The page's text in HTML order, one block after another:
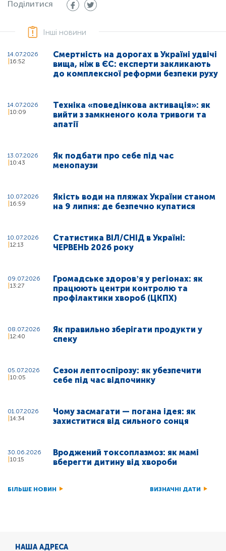
Поділитися
Інші новини
14.07.2026
16:52
Смертність на дорогах в Україні удвічі
вища, ніж в ЄС: експерти закликають
до комплексної реформи безпеки руху
14.07.2026
10:09
Техніка «поведінкова активація»: як
вийти з замкненого кола тривоги та
апатії
13.07.2026
10:43
Як подбати про себе під час
менопаузи
10.07.2026
16:59
Якість води на пляжах України станом
на 9 липня: де безпечно купатися
10.07.2026
12:13
Статистика ВІЛ/СНІД в Україні:
ЧЕРВЕНЬ 2026 року
09.07.2026
13:27
Громадське здоровʼя у регіонах: як
працюють центри контролю та
профілактики хвороб (ЦКПХ)
08.07.2026
12:40
Як правильно зберігати продукти у
спеку
05.07.2026
10:05
Сезон лептоспірозу: як убезпечити
себе під час відпочинку
01.07.2026
14:34
Чому засмагати — погана ідея: як
захиститися від сильного сонця
30.06.2026
10:15
Вроджений токсоплазмоз: як мамі
вберегти дитину від хвороби
БІЛЬШЕ НОВИН ВИЗНАЧНІ ДАТИ
НАША АДРЕСА